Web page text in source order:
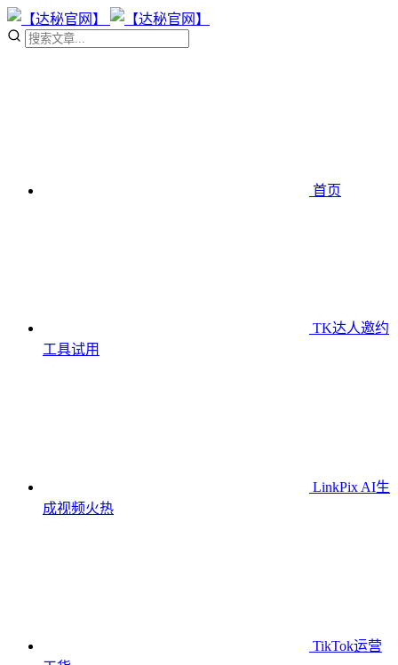
首页
TK达人邀约
工具试用
LinkPix AI生
成视频火热
TikTok运营